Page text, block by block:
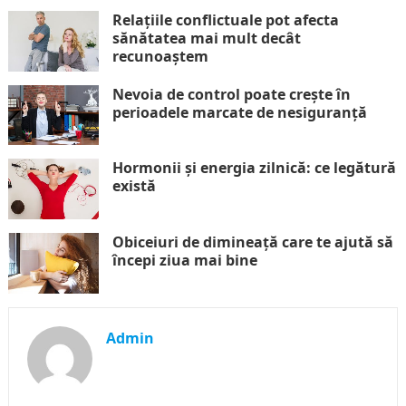
Relațiile conflictuale pot afecta
sănătatea mai mult decât
recunoaștem
Nevoia de control poate crește în
perioadele marcate de nesiguranță
Hormonii și energia zilnică: ce legătură
există
Obiceiuri de dimineață care te ajută să
începi ziua mai bine
Admin